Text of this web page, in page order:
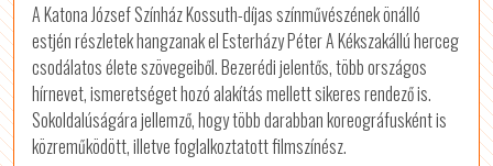
A Katona József Színház Kossuth-díjas színművészének önálló
estjén részletek hangzanak el Esterházy Péter A Kékszakállú herceg
csodálatos élete szövegeiből. Bezerédi jelentős, több országos
hírnevet, ismeretséget hozó alakítás mellett sikeres rendező is.
Sokoldalúságára jellemző, hogy több darabban koreográfusként is
közreműködött, illetve foglalkoztatott filmszínész.